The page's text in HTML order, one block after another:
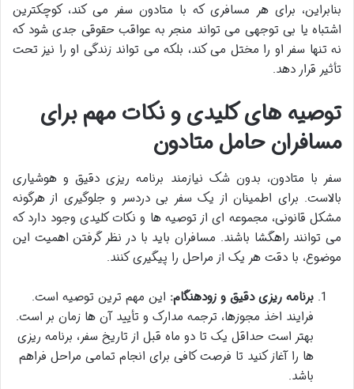
بنابراین، برای هر مسافری که با متادون سفر می کند، کوچکترین
اشتباه یا بی توجهی می تواند منجر به عواقب حقوقی جدی شود که
نه تنها سفر او را مختل می کند، بلکه می تواند زندگی او را نیز تحت
تأثیر قرار دهد.
توصیه های کلیدی و نکات مهم برای
مسافران حامل متادون
سفر با متادون، بدون شک نیازمند برنامه ریزی دقیق و هوشیاری
بالاست. برای اطمینان از یک سفر بی دردسر و جلوگیری از هرگونه
مشکل قانونی، مجموعه ای از توصیه ها و نکات کلیدی وجود دارد که
می توانند راهگشا باشند. مسافران باید با در نظر گرفتن اهمیت این
موضوع، با دقت هر یک از مراحل را پیگیری کنند.
برنامه ریزی دقیق و زودهنگام: این مهم ترین توصیه است.
فرایند اخذ مجوزها، ترجمه مدارک و تأیید آن ها زمان بر است.
بهتر است حداقل یک تا دو ماه قبل از تاریخ سفر، برنامه ریزی
ها را آغاز کنید تا فرصت کافی برای انجام تمامی مراحل فراهم
باشد.